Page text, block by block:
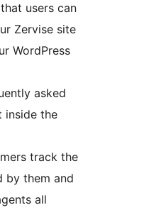
users can
Zervise site
WordPress
asked
inside the
track the
by them and
all